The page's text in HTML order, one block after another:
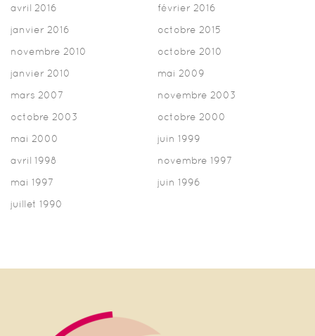
avril 2016
février 2016
janvier 2016
octobre 2015
novembre 2010
octobre 2010
janvier 2010
mai 2009
mars 2007
novembre 2003
octobre 2003
octobre 2000
mai 2000
juin 1999
avril 1998
novembre 1997
mai 1997
juin 1996
juillet 1990